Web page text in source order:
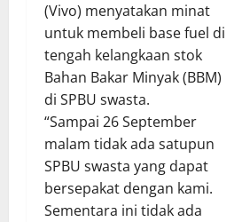
(Vivo) menyatakan minat
untuk membeli base fuel di
tengah kelangkaan stok
Bahan Bakar Minyak (BBM)
di SPBU swasta.
“Sampai 26 September
malam tidak ada satupun
SPBU swasta yang dapat
bersepakat dengan kami.
Sementara ini tidak ada